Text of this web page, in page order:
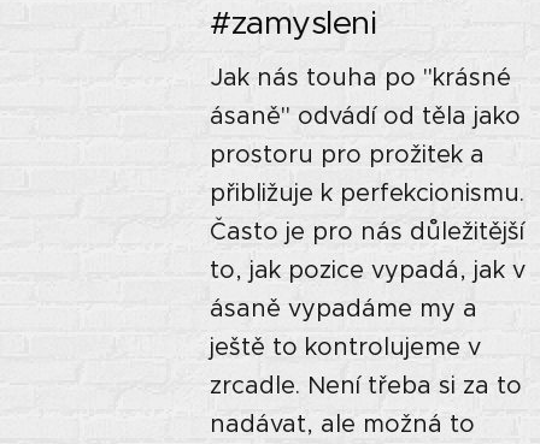
#zamysleni
Jak nás touha po "krásné
ásaně" odvádí od těla jako
prostoru pro prožitek a
přibližuje k perfekcionismu.
Často je pro nás důležitější
to, jak pozice vypadá, jak v
ásaně vypadáme my a
ještě to kontrolujeme v
zrcadle. Není třeba si za to
nadávat, ale možná to